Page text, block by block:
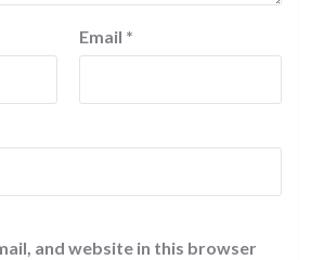
Email *
and website in this browser